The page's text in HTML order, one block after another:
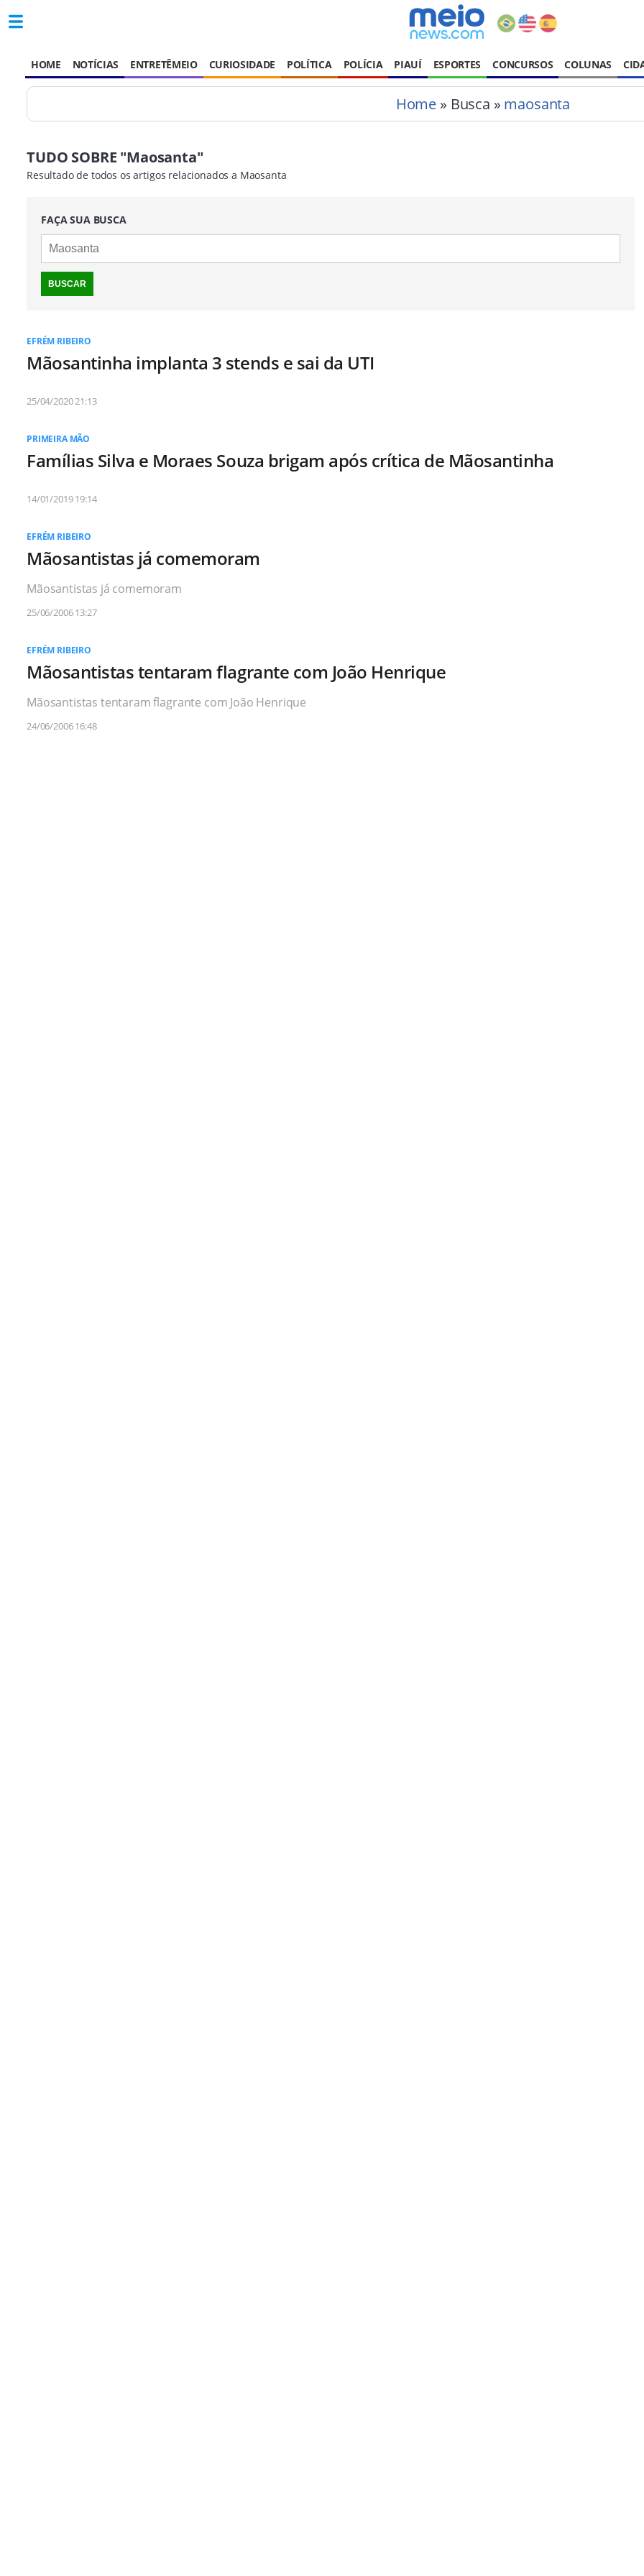
HOME NOTÍCIAS ENTRETÊMEIO CURIOSIDADE POLÍTICA POLÍCIA PIAUÍ ESPORTES CONCURSOS COLUNAS
Home » Busca » maosanta
TUDO SOBRE "Maosanta"
Resultado de todos os artigos relacionados a Maosanta
FAÇA SUA BUSCA
BUSCAR
EFRÉM RIBEIRO
Mãosantinha implanta 3 stends e sai da UTI
25/04/2020 21:13
PRIMEIRA MÃO
Famílias Silva e Moraes Souza brigam após crítica de Mãosantinha
14/01/2019 19:14
EFRÉM RIBEIRO
Mãosantistas já comemoram
Mãosantistas já comemoram
25/06/2006 13:27
EFRÉM RIBEIRO
Mãosantistas tentaram flagrante com João Henrique
Mãosantistas tentaram flagrante com João Henrique
24/06/2006 16:48